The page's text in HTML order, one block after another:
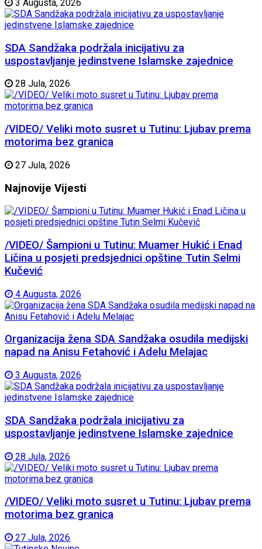
3 Augusta, 2026
SDA Sandžaka podržala inicijativu za
uspostavljanje jedinstvene Islamske zajednice
28 Jula, 2026
/VIDEO/ Veliki moto susret u Tutinu: Ljubav prema
motorima bez granica
27 Jula, 2026
Najnovije Vijesti
/VIDEO/ Šampioni u Tutinu: Muamer Hukić i Enad
Ličina u posjeti predsjednici opštine Tutin Selmi
Kučević
4 Augusta, 2026
Organizacija žena SDA Sandžaka osudila medijski
napad na Anisu Fetahović i Adelu Melajac
3 Augusta, 2026
SDA Sandžaka podržala inicijativu za
uspostavljanje jedinstvene Islamske zajednice
28 Jula, 2026
/VIDEO/ Veliki moto susret u Tutinu: Ljubav prema
motorima bez granica
27 Jula, 2026